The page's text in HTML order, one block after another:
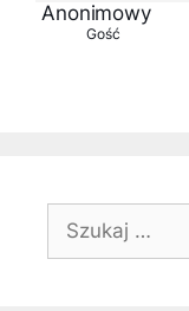
Anonimowy
Gość
Szukaj: